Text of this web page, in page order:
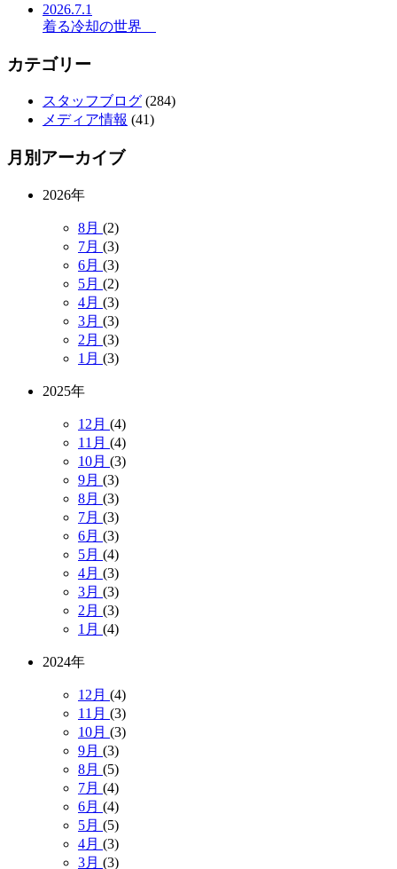
2026.7.1
着る冷却の世界
カテゴリー
スタッフブログ (284)
メディア情報 (41)
月別アーカイブ
2026年
8月 (2)
7月 (3)
6月 (3)
5月 (2)
4月 (3)
3月 (3)
2月 (3)
1月 (3)
2025年
12月 (4)
11月 (4)
10月 (3)
9月 (3)
8月 (3)
7月 (3)
6月 (3)
5月 (4)
4月 (3)
3月 (3)
2月 (3)
1月 (4)
2024年
12月 (4)
11月 (3)
10月 (3)
9月 (3)
8月 (5)
7月 (4)
6月 (4)
5月 (5)
4月 (3)
3月 (3)